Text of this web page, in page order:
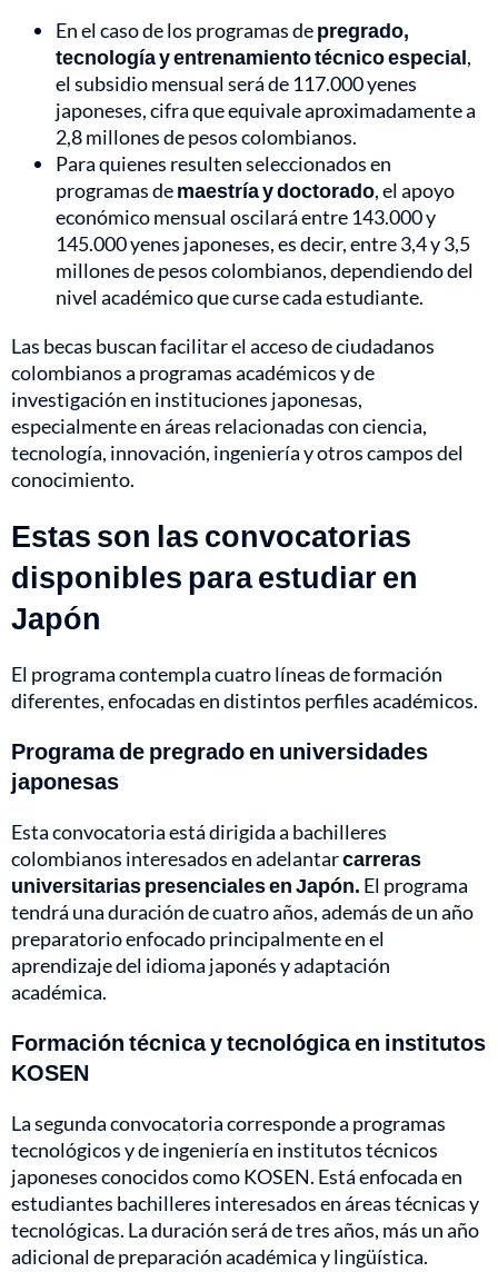
En el caso de los programas depregrado,
tecnología y entrenamiento técnico especial,
el subsidio mensual será de 117.000 yenes
japoneses, cifra que equivale aproximadamente a
2,8 millones de pesos colombianos.
Para quienes resulten seleccionados en
programas demaestría y doctorado, el apoyo
económico mensual oscilará entre 143.000 y
145.000 yenes japoneses, es decir, entre 3,4 y 3,5
millones de pesos colombianos, dependiendo del
nivel académico que curse cada estudiante.
Las becas buscan facilitar el acceso de ciudadanos
colombianos a programas académicos y de
investigación en instituciones japonesas,
especialmente en áreas relacionadas con ciencia,
tecnología, innovación, ingeniería y otros campos del
conocimiento.
Estas son las convocatorias
disponibles para estudiar en
Japón
El programa contempla cuatro líneas de formación
diferentes, enfocadas en distintos perfiles académicos.
Programa de pregrado en universidades
japonesas
Esta convocatoria está dirigida a bachilleres
colombianos interesados en adelantarcarreras
universitarias presenciales en Japón. El programa
tendrá una duración de cuatro años, además de un año
preparatorio enfocado principalmente en el
aprendizaje del idioma japonés y adaptación
académica.
Formación técnica y tecnológica en institutos
KOSEN
La segunda convocatoria corresponde a programas
tecnológicos y de ingeniería en institutos técnicos
japoneses conocidos como KOSEN. Está enfocada en
estudiantes bachilleres interesados en áreas técnicas y
tecnológicas. La duración será de tres años, más un año
adicional de preparación académica y lingüística.